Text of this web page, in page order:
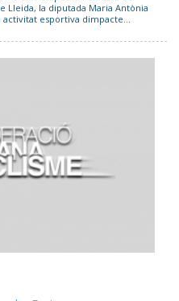
Lleida, la diputada Maria Antònia
esportiva dimpacte...